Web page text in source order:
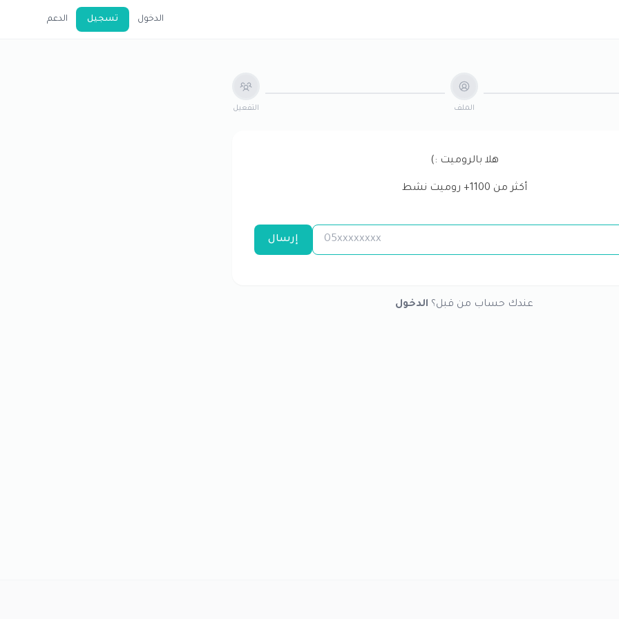
الدخول تسجيل الدعم
الملف التفعيل
هلا بالروميت :)
أكثر من 1100+ روميت نشط
إرسال
عندك حساب من قبل؟ الدخول